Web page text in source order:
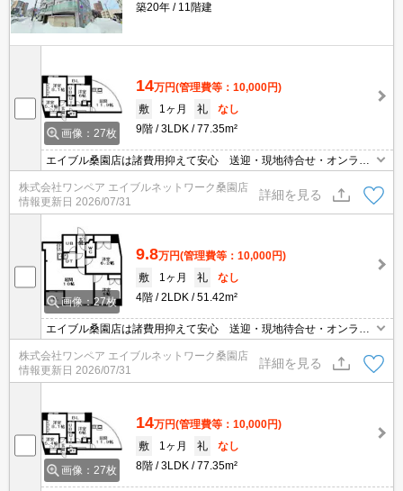
築20年
11階建
画像：27枚
14万円(管理費等：10,000円)
敷
1ヶ月 礼
なし
9階
3LDK 77.35m²
エイブル桑園店は諸費用抑えて安心 送迎・現地待合せ・オンライ
ン対応 個室相談 当店未掲載物件もご紹介
株式会社ワンペア エイブルネットワーク桑園店
情報更新日 2026/07/31
詳細を見る
画像：27枚
9.8万円(管理費等：10,000円)
敷
1ヶ月 礼
なし
4階
2LDK 51.42m²
エイブル桑園店は諸費用抑えて安心 送迎・現地待合せ・オンライ
ン対応 個室相談 当店未掲載物件もご紹介
株式会社ワンペア エイブルネットワーク桑園店
情報更新日 2026/07/31
詳細を見る
画像：27枚
14万円(管理費等：10,000円)
敷
1ヶ月 礼
なし
8階
3LDK 77.35m²